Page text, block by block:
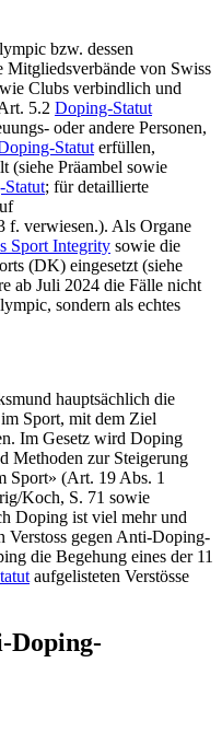
bzw. dessen
Mitgliedsverbände von Swiss
Clubs verbindlich und
5.2 Doping-Statut
oder andere Personen,
Statut erfüllen,
(siehe Präambel sowie
; für detaillierte
f. verwiesen.). Als Organe
Sport Integrity sowie die
(DK) eingesetzt (siehe
ab Juli 2024 die Fälle nicht
sondern als echtes
hauptsächlich die
Sport, mit dem Ziel
Im Gesetz wird Doping
Methoden zur Steigerung
Sport» (Art. 19 Abs. 1
Koch, S. 71 sowie
Doping ist viel mehr und
Verstoss gegen Anti-Doping-
die Begehung eines der 11
aufgelisteten Verstösse
Doping-